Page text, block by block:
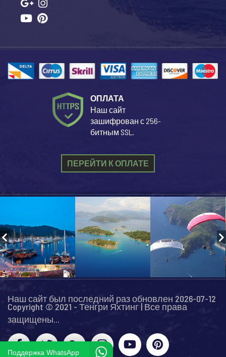
ОПЛАТА
Наш сайт
зашифрован с 256-
битным SSL.
ПЕРЕЙТИ К ОПЛАТЕ
Наш сайт был последний раз обновлен 2026-07-12
Copyright © 2021 - Тенгри Яхтинг | Все права
защищены...
Поддержка WhatsApp